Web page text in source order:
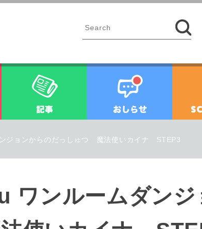
イベント 記事 お知らせ
ジョンからのだっしゅつ 魔法使いカイナ STEP3
ワンルームダンジ